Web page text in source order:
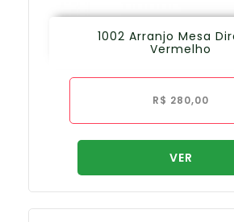
1002 Arranjo Mesa
Vermelho
R$ 280,00
VER